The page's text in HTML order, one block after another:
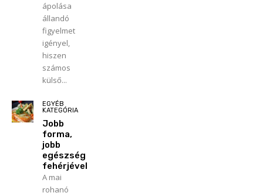
ápolása
állandó
figyelmet
igényel,
hiszen
számos
külső...
EGYÉB
KATEGÓRIA
Jobb
forma,
jobb
egészség
fehérjével
A mai
rohanó